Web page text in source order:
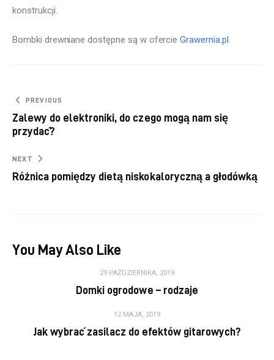
konstrukcji.
Bombki drewniane dostępne są w ofercie Grawernia.pl
Nawigacja wpisu
PREVIOUS
Zalewy do elektroniki, do czego mogą nam się
przydać?
NEXT
Różnica pomiędzy dietą niskokaloryczną a głodówką
You May Also Like
29 PAŹDZIERNIKA, 2019
Domki ogrodowe – rodzaje
12 MAJA, 2019
Jak wybrać zasilacz do efektów gitarowych?